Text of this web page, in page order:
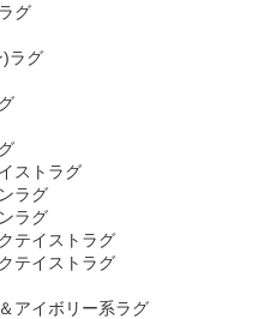
グ
)ラグ
ストラグ
ラグ
ラグ
テイストラグ
テイストラグ
アイボリー系ラグ